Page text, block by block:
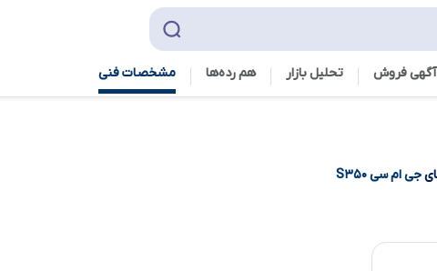
آگهی فروش تحلیل بازار هم رده‌ها‌ مشخصات فنی
جی ام سی S۳۵۰